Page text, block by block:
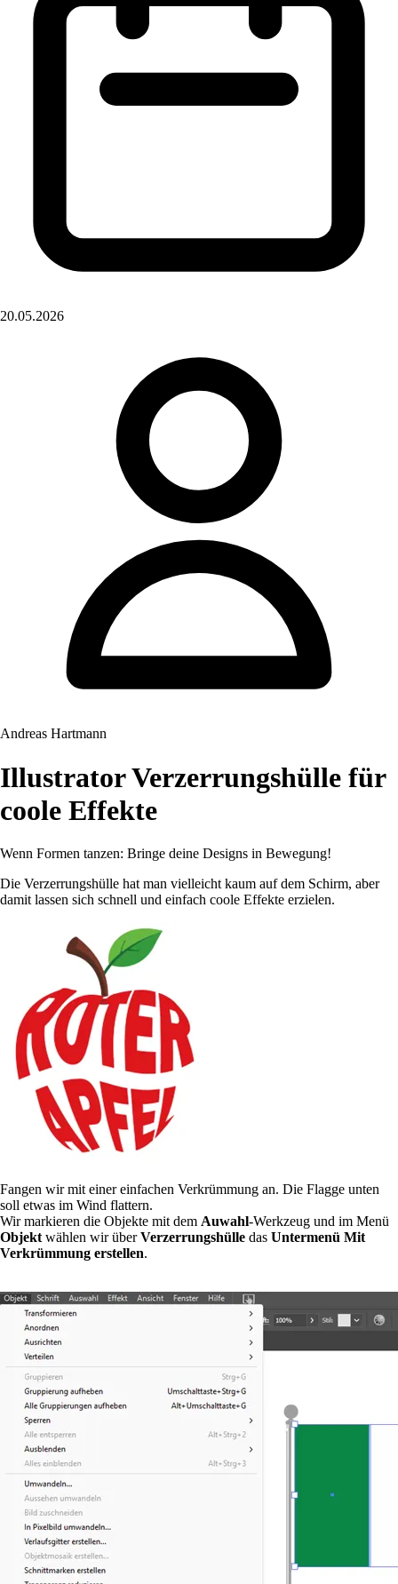
20.05.2026
Andreas Hartmann
Illustrator Verzerrungshülle für
coole Effekte
Wenn Formen tanzen: Bringe deine Designs in Bewegung!
Die Verzerrungshülle hat man vielleicht kaum auf dem Schirm, aber
damit lassen sich schnell und einfach coole Effekte erzielen.
Fangen wir mit einer einfachen Verkrümmung an. Die Flagge unten
soll etwas im Wind flattern.
Wir markieren die Objekte mit dem Auwahl-Werkzeug und im Menü
Objekt wählen wir überVerzerrungshülle das Untermenü Mit
Verkrümmung erstellen.